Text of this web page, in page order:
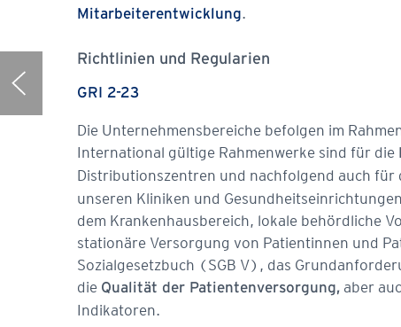
Mitarbeiterentwicklung.
Richtlinien und Regularien
GRI 2-23
Die Unternehmensbereiche befolgen im
International gültige Rahmenwerke sind für die
Distributionszentren und nachfolgend auch für
unseren Kliniken und
dem Krankenhausbereich, lokale behördliche
stationäre Versorgung von Patientinnen und
Sozialgesetzbuch (SGB V), das
die Qualität der Patientenversorgung, aber
Indikatoren.
Patientenwohl